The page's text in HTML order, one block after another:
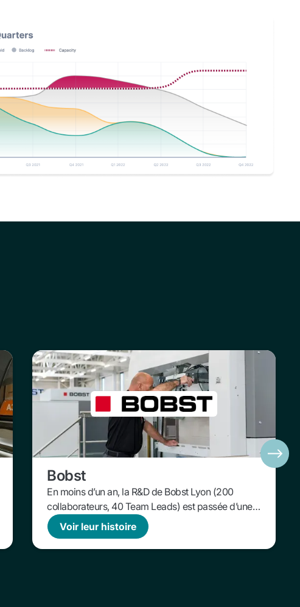
Bobst
En moins d’un an, la R&D de Bobst Lyon (200
collaborateurs, 40 Team Leads) est passée d’une
situation de surcharge chronique et de faible
visibilité à un pilotage capacitaire structuré,
donnant enfin une vue fiable sur la charge, les
Voir leur histoire